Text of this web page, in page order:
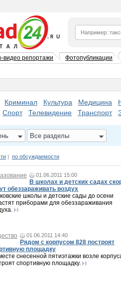
видео репортажи Фотопубликации
Криминал Культура Медицина
Спорт Телевидение Транспорт
Все разделы
| по обсуждаемости
01.06.2011 15:00
В школах и детских садах
обеззараживать воздух
школы и детские сады до осени
приборами для обеззараживания
01.06.2011 14:40
Рядом с корпусом 828 построят
площадку
снесенной пятиэтажки возле
спортивную площадку.